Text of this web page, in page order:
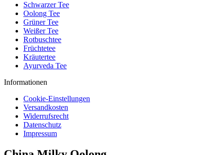
Schwarzer Tee
Oolong Tee
Grüner Tee
Weißer Tee
Rotbuschtee
Früchtetee
Kräutertee
Ayurveda Tee
Informationen
Cookie-Einstellungen
Versandkosten
Widerrufsrecht
Datenschutz
Impressum